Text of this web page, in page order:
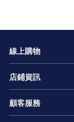
線上購物
店鋪資訊
顧客服務